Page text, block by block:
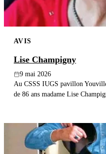
AVIS
Lise Champigny
9 mai 2026
Au CSSS IUGS pavillon
de 86 ans madame Lise